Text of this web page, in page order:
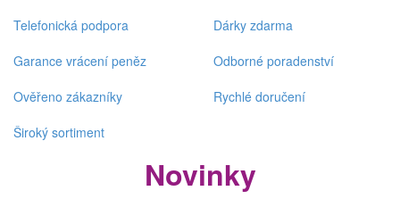
Telefonická podpora
Dárky zdarma
Garance vrácení peněz
Odborné poradenství
Ověřeno zákazníky
Rychlé doručení
Široký sortiment
Novinky